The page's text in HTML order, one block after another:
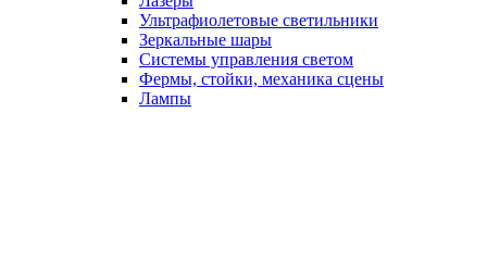
Ультрафиолетовые светильники
Зеркальные шары
Системы управления светом
Фермы, стойки, механика сцены
Лампы